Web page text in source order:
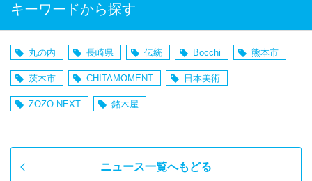
キーワードから探す
丸の内 長崎県 伝統 Bocchi 熊本市
茨木市 CHITAMOMENT 日本美術
ZOZO NEXT 銘木屋
ニュース一覧へもどる